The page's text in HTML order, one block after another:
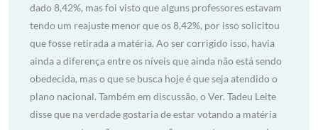
dado 8,42%, mas foi visto que alguns professores estavam
tendo um reajuste menor que os 8,42%, por isso solicitou
que fosse retirada a matéria. Ao ser corrigido isso, havia
ainda a diferença entre os níveis que ainda não está sendo
obedecida, mas o que se busca hoje é que seja atendido o
plano nacional. Também em discussão, o Ver. Tadeu Leite
disse que na verdade gostaria de estar votando a matéria